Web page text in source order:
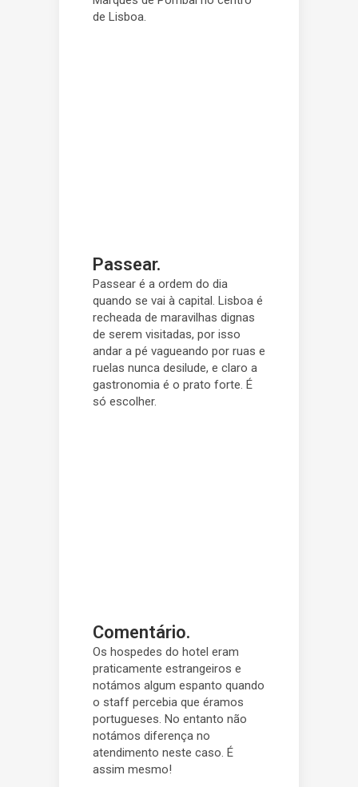
de Lisboa.
Passear.
Passear é a ordem do dia
quando se vai à capital. Lisboa é
recheada de maravilhas dignas
de serem visitadas, por isso
andar a pé vagueando por ruas e
ruelas nunca desilude, e claro a
gastronomia é o prato forte. É
só escolher.
Comentário.
Os hospedes do hotel eram
praticamente estrangeiros e
notámos algum espanto quando
o staff percebia que éramos
portugueses. No entanto não
notámos diferença no
atendimento neste caso. É
assim mesmo!